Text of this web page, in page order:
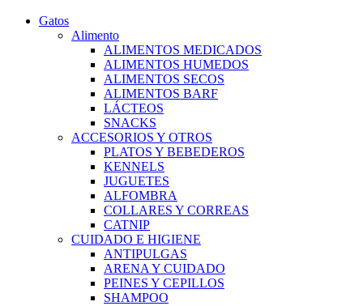
Gatos
Alimento
ALIMENTOS MEDICADOS
ALIMENTOS HUMEDOS
ALIMENTOS SECOS
ALIMENTOS BARF
LÁCTEOS
SNACKS
ACCESORIOS Y OTROS
PLATOS Y BEBEDEROS
KENNELS
JUGUETES
ALFOMBRA
COLLARES Y CORREAS
CATNIP
CUIDADO E HIGIENE
ANTIPULGAS
ARENA Y CUIDADO
PEINES Y CEPILLOS
SHAMPOO